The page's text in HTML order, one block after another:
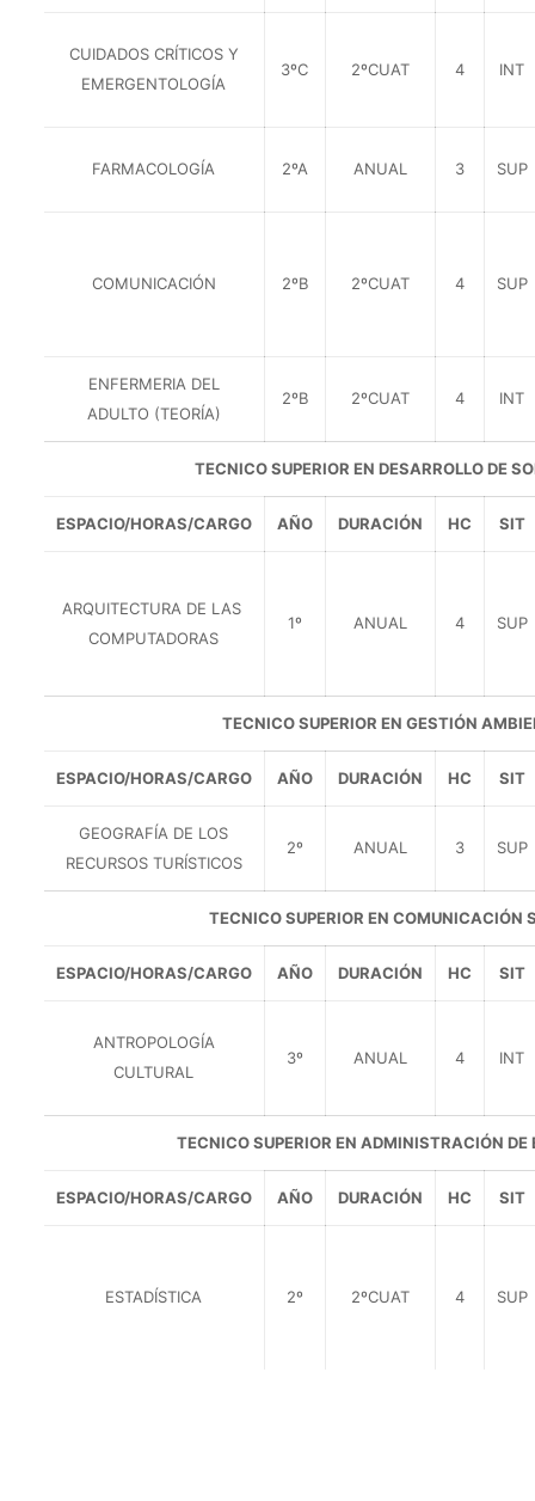
CUIDADOS CRÍTICOS Y
EMERGENTOLOGÍA
3ºC 2ºCUAT 4 INT
FARMACOLOGÍA 2ºA ANUAL 3 SUP
COMUNICACIÓN 2ºB 2ºCUAT 4 SUP
ENFERMERIA DEL
ADULTO (TEORÍA)
2ºB 2ºCUAT 4 INT
TECNICO SUPERIOR EN DESARROLLO DE
ESPACIO/HORAS/CARGO AÑO DURACIÓN HC SIT
ARQUITECTURA DE LAS
COMPUTADORAS
1º ANUAL 4 SUP
TECNICO SUPERIOR EN GESTIÓN
ESPACIO/HORAS/CARGO AÑO DURACIÓN HC SIT
GEOGRAFÍA DE LOS
RECURSOS TURÍSTICOS
2º ANUAL 3 SUP
TECNICO SUPERIOR EN COMUNICACIÓN
ESPACIO/HORAS/CARGO AÑO DURACIÓN HC SIT
ANTROPOLOGÍA
CULTURAL
3º ANUAL 4 INT
TECNICO SUPERIOR EN ADMINISTRACIÓN DE
ESPACIO/HORAS/CARGO AÑO DURACIÓN HC SIT
ESTADÍSTICA 2º 2ºCUAT 4 SUP